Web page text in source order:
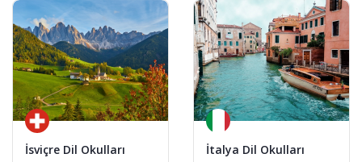
İsviçre Dil Okulları İtalya Dil Okulları